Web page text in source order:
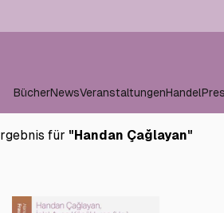
BücherNewsVeranstaltungenHandel
für "Handan Çağlayan"